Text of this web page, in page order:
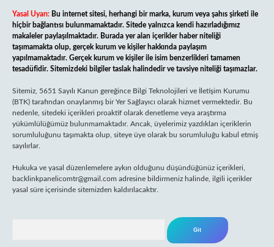
Yasal Uyarı: Bu internet sitesi, herhangi bir marka, kurum veya şahıs şirketi ile
hiçbir bağlantısı bulunmamaktadır. Sitede yalnızca kendi hazırladığımız
makaleler paylaşılmaktadır. Burada yer alan içerikler haber niteliği
taşımamakta olup, gerçek kurum ve kişiler hakkında paylaşım
yapılmamaktadır. Gerçek kurum ve kişiler ile isim benzerlikleri tamamen
tesadüfidir. Sitemizdeki bilgiler taslak halindedir ve tavsiye niteliği taşımazlar.
Sitemiz, 5651 Sayılı Kanun gereğince Bilgi Teknolojileri ve İletişim Kurumu
(BTK) tarafından onaylanmış bir Yer Sağlayıcı olarak hizmet vermektedir. Bu
nedenle, sitedeki içerikleri proaktif olarak denetleme veya araştırma
yükümlülüğümüz bulunmamaktadır. Ancak, üyelerimiz yazdıkları içeriklerin
sorumluluğunu taşımakta olup, siteye üye olarak bu sorumluluğu kabul etmiş
sayılırlar.
Hukuka ve yasal düzenlemelere aykırı olduğunu düşündüğünüz içerikleri,
backlinkpanelicomtr@gmail.com adresine bildirmeniz halinde, ilgili içerikler
yasal süre içerisinde sitemizden kaldırılacaktır.